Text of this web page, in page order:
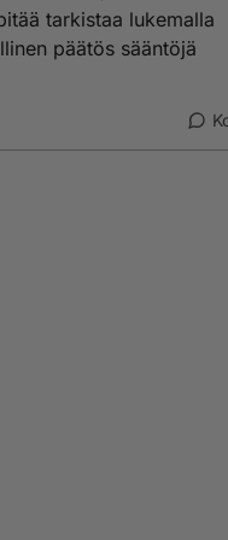
tarkistaa lukemalla
päätös sääntöjä